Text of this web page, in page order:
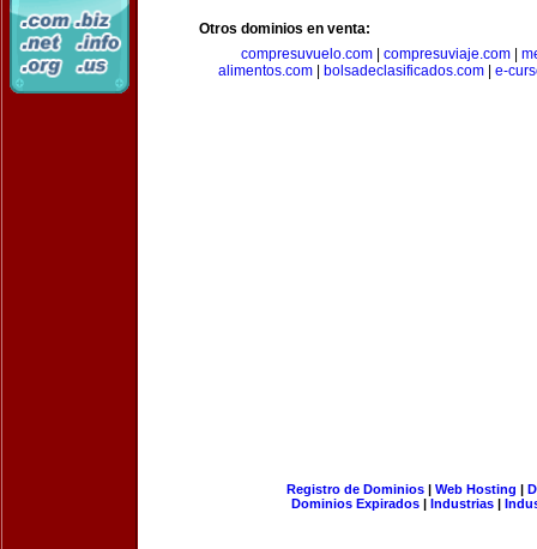
Otros dominios en venta:
compresuvuelo.com
compresuviaje.com
alimentos.com
bolsadeclasificados.com e-
Registro de Dominios| Web Hosting |
Dominios Expirados | Industrias |